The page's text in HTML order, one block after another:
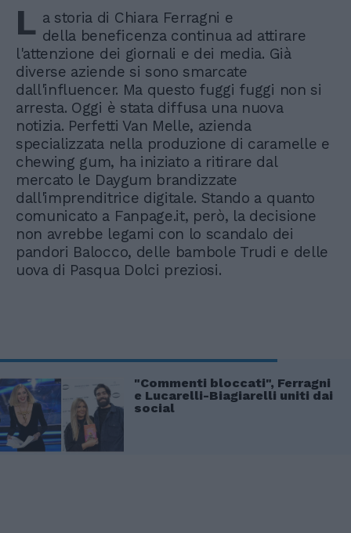
L a storia di Chiara Ferragni e
della beneficenza continua ad attirare
l'attenzione dei giornali e dei media. Già
diverse aziende si sono smarcate
dall'influencer. Ma questo fuggi fuggi non si
arresta. Oggi è stata diffusa una nuova
notizia. Perfetti Van Melle, azienda
specializzata nella produzione di caramelle e
chewing gum, ha iniziato a ritirare dal
mercato le Daygum brandizzate
dall'imprenditrice digitale. Stando a quanto
comunicato a Fanpage.it, però, la decisione
non avrebbe legami con lo scandalo dei
pandori Balocco, delle bambole Trudi e delle
uova di Pasqua Dolci preziosi.
"Commenti bloccati", Ferragni
e Lucarelli-Biagiarelli uniti dai
social